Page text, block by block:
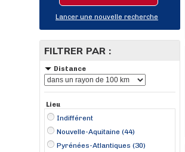
Lancer une nouvelle recherche
FILTRER PAR :
Distance
Lieu
Indifférent
Nouvelle-Aquitaine (44)
Pyrénées-Atlantiques (30)